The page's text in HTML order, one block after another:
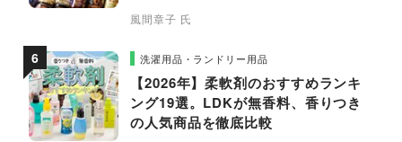
風間章子 氏
洗濯用品・ランドリー用品
【2026年】柔軟剤のおすすめランキ
ング19選。LDKが無香料、香りつき
の人気商品を徹底比較